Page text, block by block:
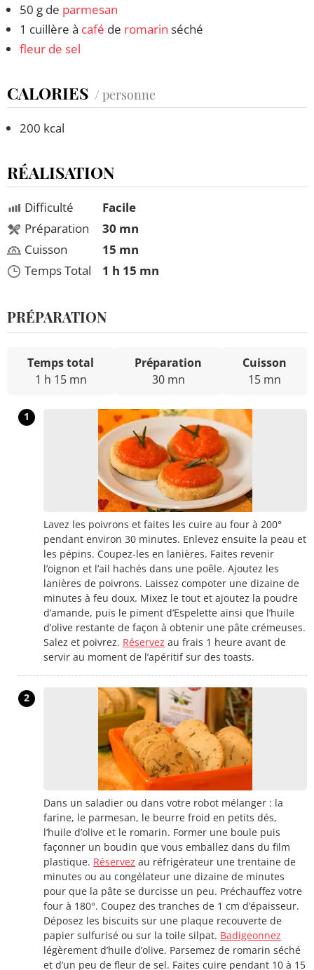
50 g de parmesan
1 cuillère à café de romarin séché
fleur de sel
CALORIES / personne
200 kcal
RÉALISATION
Difficulté
Préparation
Cuisson
Temps Total
Facile
30 mn
15 mn
1 h 15 mn
PRÉPARATION
Temps total
1 h 15 mn
Préparation
30 mn
Cuisson
15 mn
1
Lavez les poivrons et faites les cuire au four à 200°
pendant environ 30 minutes. Enlevez ensuite la peau et
les pépins. Coupez-les en lanières. Faites revenir
l’oignon et l’ail hachés dans une poêle. Ajoutez les
lanières de poivrons. Laissez compoter une dizaine de
minutes à feu doux. Mixez le tout et ajoutez la poudre
d’amande, puis le piment d’Espelette ainsi que l’huile
d’olive restante de façon à obtenir une pâte crémeuses.
Salez et poivrez. Réservez au frais 1 heure avant de
servir au moment de l’apéritif sur des toasts.
2
Dans un saladier ou dans votre robot mélanger : la
farine, le parmesan, le beurre froid en petits dés,
l’huile d’olive et le romarin. Former une boule puis
façonner un boudin que vous emballez dans du film
plastique. Réservez au réfrigérateur une trentaine de
minutes ou au congélateur une dizaine de minutes
pour que la pâte se durcisse un peu. Préchauffez votre
four à 180°. Coupez des tranches de 1 cm d’épaisseur.
Déposez les biscuits sur une plaque recouverte de
papier sulfurisé ou sur la toile silpat. Badigeonnez
légèrement d’huile d’olive. Parsemez de romarin séché
et d’un peu de fleur de sel. Faites cuire pendant 10 à 15